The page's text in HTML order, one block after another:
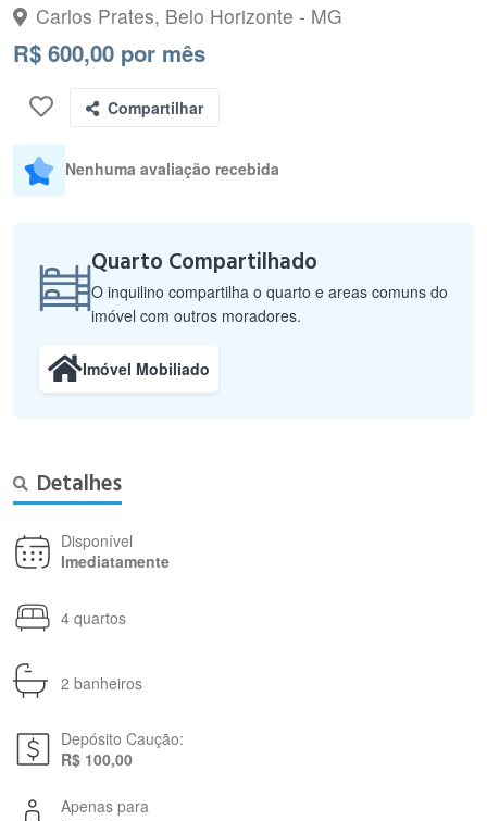
Carlos Prates, Belo Horizonte - MG
R$ 600,00 por mês
Compartilhar
Nenhuma avaliação recebida
Quarto Compartilhado
O inquilino compartilha o quarto e areas comuns do
imóvel com outros moradores.
Imóvel Mobiliado
Detalhes
Disponível
Imediatamente
4 quartos
2 banheiros
Depósito Caução:
R$ 100,00
Apenas para